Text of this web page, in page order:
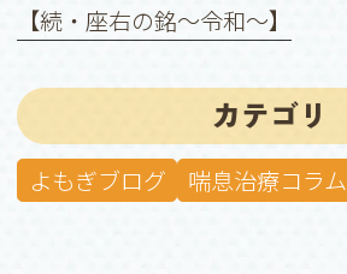
【続・座右の銘〜令和〜】
カテゴリ
よもぎブログ 喘息治療コラム